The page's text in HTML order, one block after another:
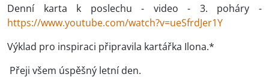
Denní karta k poslechu - video - 3. poháry -
https://www.youtube.com/watch?v=ueSfrdJer1Y
Výklad pro inspiraci připravila kartářka Ilona.*
Přeji všem úspěšný letní den.